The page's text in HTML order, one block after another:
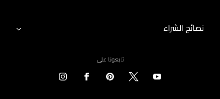
نصائح الشراء
تابعونا على